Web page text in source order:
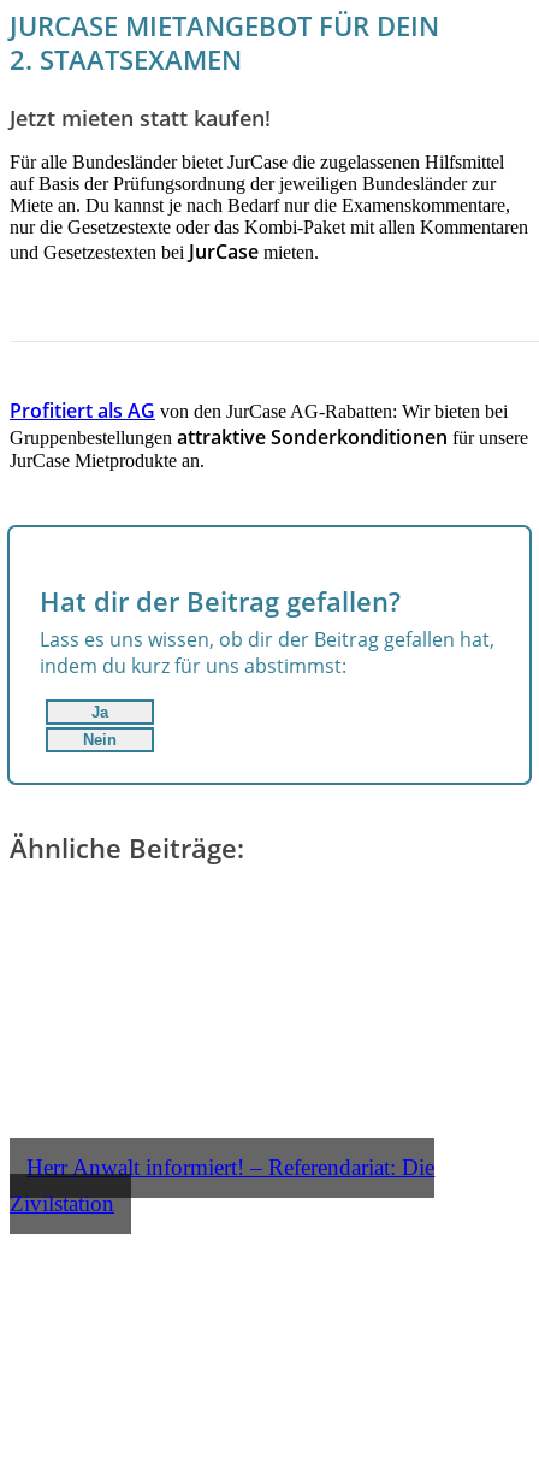
JURCASE MIETANGEBOT FÜR DEIN
2. STAATSEXAMEN
Jetzt mieten statt kaufen!
Für alle Bundesländer bietet JurCase die zugelassenen Hilfsmittel
auf Basis der Prüfungsordnung der jeweiligen Bundesländer zur
Miete an. Du kannst je nach Bedarf nur die Examenskommentare,
nur die Gesetzestexte oder das Kombi-Paket mit allen Kommentaren
und Gesetzestexten bei JurCase mieten.
Profitiert als AG von den JurCase AG-Rabatten: Wir bieten bei
Gruppenbestellungen attraktive Sonderkonditionen für unsere
JurCase Mietprodukte an.
Hat dir der Beitrag gefallen?
Lass es uns wissen, ob dir der Beitrag gefallen hat,
indem du kurz für uns abstimmst:
Ja
Nein
Ähnliche Beiträge:
Herr Anwalt informiert! – Referendariat: Die
Zivilstation